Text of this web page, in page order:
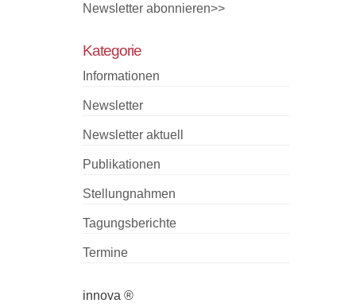
Newsletter abonnieren>>
Kategorie
Informationen
Newsletter
Newsletter aktuell
Publikationen
Stellungnahmen
Tagungsberichte
Termine
innova ®